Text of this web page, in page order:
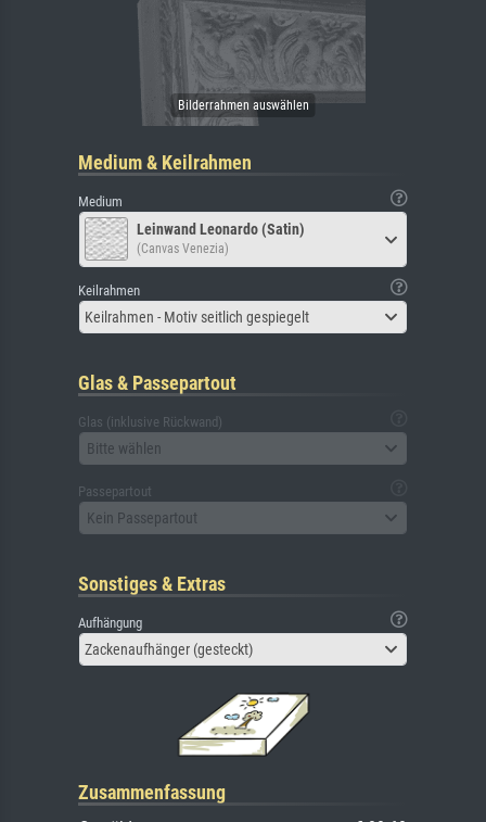
Medium & Keilrahmen
Medium
Leinwand Leonardo (Satin)
(Canvas Venezia)
Keilrahmen
Keilrahmen - Motiv seitlich gespiegelt
Glas & Passepartout
Glas (inklusive Rückwand)
Bitte wählen
Passepartout
Kein Passepartout
Sonstiges & Extras
Aufhängung
Zackenaufhänger (gesteckt)
Zusammenfassung